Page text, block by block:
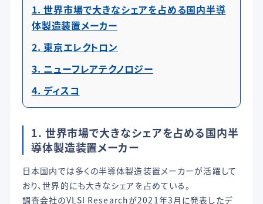
1. 世界市場で大きなシェアを占める国内半導
体製造装置メーカー
2. 東京エレクトロン
3. ニューフレアテクノロジー
4. ディスコ
1. 世界市場で大きなシェアを占める国内半
導体製造装置メーカー
日本国内では多くの半導体製造装置メーカーが活躍して
おり、世界的にも大きなシェアを占めている。
調査会社のVLSI Researchが2021年3月に発表したデ